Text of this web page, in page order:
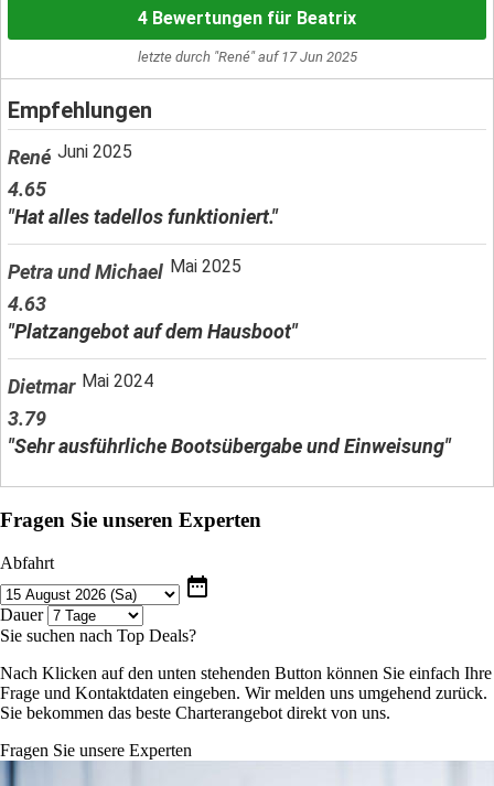
4 Bewertungen für Beatrix
letzte durch "René" auf 17 Jun 2025
Empfehlungen
René Juni 2025
4.65
"Hat alles tadellos funktioniert."
Petra und Michael Mai 2025
4.63
"Platzangebot auf dem Hausboot"
Dietmar Mai 2024
3.79
"Sehr ausführliche Bootsübergabe und Einweisung"
Fragen Sie unseren Experten
Abfahrt
date_range
Dauer
Sie suchen nach Top Deals?
Nach Klicken auf den unten stehenden Button können Sie einfach Ihre
Frage und Kontaktdaten eingeben. Wir melden uns umgehend zurück.
Sie bekommen das beste Charterangebot direkt von uns.
Fragen Sie unsere Experten